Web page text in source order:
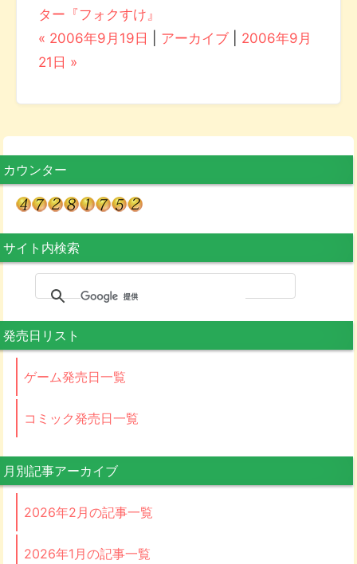
ター『フォクすけ』
« 2006年9月19日
アーカイブ
2006年9月
21日 »
カウンター
サイト内検索
発売日リスト
ゲーム発売日一覧
コミック発売日一覧
月別記事アーカイブ
2026年2月の記事一覧
2026年1月の記事一覧